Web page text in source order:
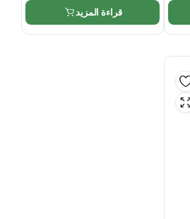
قراءة المزيد